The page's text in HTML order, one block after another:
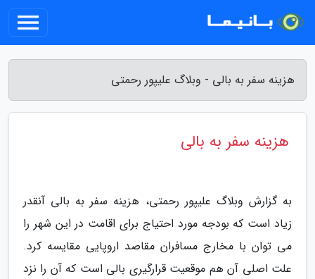
هزینه سفر به بالی - وبلاگ علیپور رحمتی
هزینه سفر به بالی
به گزارش وبلاگ علیپور رحمتی، هزینه سفر به بالی آنقدر
زیاد است که بودجه مورد احتیاج برای اقامت در این شهر را
می توان با مخارج مسافران مقاصد اروپایی مقایسه کرد.
علت اصلی آن هم موقعیت قرارگیری بالی است که آن را نزد